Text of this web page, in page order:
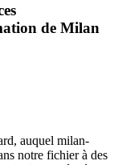
de Milan
auquel milan-
notre fichier à des